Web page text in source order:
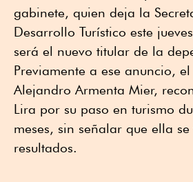
gabinete, quien deja la
Desarrollo Turístico este
será el nuevo titular de la
Previamente a ese anuncio,
Alejandro Armenta Mier,
Lira por su paso en turismo
meses, sin señalar que ella
resultados.